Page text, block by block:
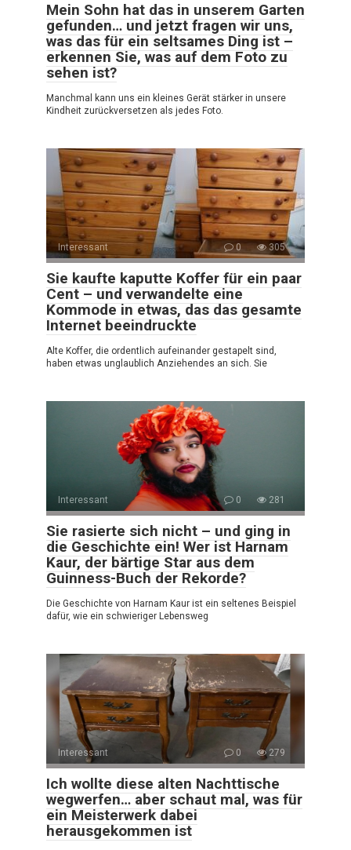
Mein Sohn hat das in unserem Garten
gefunden… und jetzt fragen wir uns,
was das für ein seltsames Ding ist –
erkennen Sie, was auf dem Foto zu
sehen ist?
Manchmal kann uns ein kleines Gerät stärker in unsere
Kindheit zurückversetzen als jedes Foto.
Interessant 0 305
Sie kaufte kaputte Koffer für ein paar
Cent – und verwandelte eine
Kommode in etwas, das das gesamte
Internet beeindruckte
Alte Koffer, die ordentlich aufeinander gestapelt sind,
haben etwas unglaublich Anziehendes an sich. Sie
Interessant 0 281
Sie rasierte sich nicht – und ging in
die Geschichte ein! Wer ist Harnam
Kaur, der bärtige Star aus dem
Guinness-Buch der Rekorde?
Die Geschichte von Harnam Kaur ist ein seltenes Beispiel
dafür, wie ein schwieriger Lebensweg
Interessant 0 279
Ich wollte diese alten Nachttische
wegwerfen… aber schaut mal, was für
ein Meisterwerk dabei
herausgekommen ist